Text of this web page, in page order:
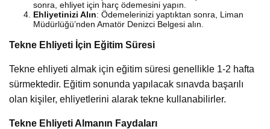
sonra, ehliyet için harç ödemesini yapın.
Ehliyetinizi Alın: Ödemelerinizi yaptıktan sonra, Liman
Müdürlüğü’nden Amatör Denizci Belgesi alın.
Tekne Ehliyeti İçin Eğitim Süresi
Tekne ehliyeti almak için eğitim süresi genellikle 1-2 hafta
sürmektedir. Eğitim sonunda yapılacak sınavda başarılı
olan kişiler, ehliyetlerini alarak tekne kullanabilirler.
Tekne Ehliyeti Almanın Faydaları